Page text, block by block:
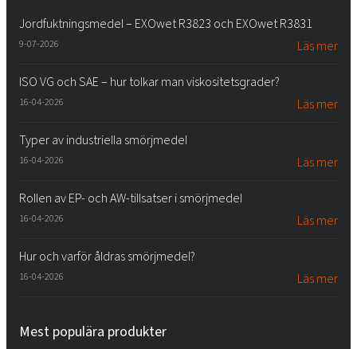
Jordfuktningsmedel – EXOwet R3823 och EXOwet R3831
9-07-2026 Läs mer
ISO VG och SAE – hur tolkar man viskositetsgrader?
16-04-2026 Läs mer
Typer av industriella smörjmedel
16-04-2026 Läs mer
Rollen av EP- och AW-tillsatser i smörjmedel
16-04-2026 Läs mer
Hur och varför åldras smörjmedel?
16-04-2026 Läs mer
Mest populära produkter